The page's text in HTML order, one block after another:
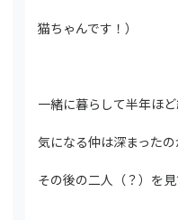
猫ちゃんです！）
一緒に暮らして半年ほど
気になる仲は深まった
その後の二人（？）を